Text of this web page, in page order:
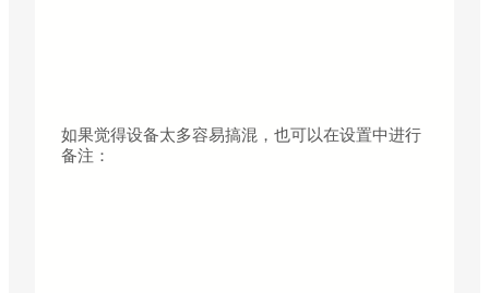
如果觉得设备太多容易搞混，也可以在设置中进行
备注：